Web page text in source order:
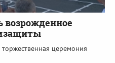
возрожденное
торжественная церемония